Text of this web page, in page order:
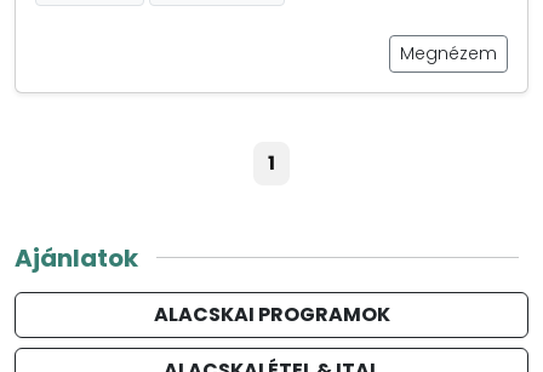
Megnézem
1
Ajánlatok
ALACSKAI PROGRAMOK